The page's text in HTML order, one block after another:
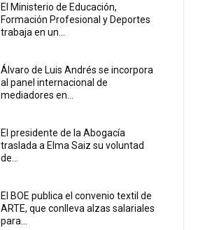
El Ministerio de Educación,
Formación Profesional y Deportes
trabaja en un...
Álvaro de Luis Andrés se incorpora
al panel internacional de
mediadores en...
El presidente de la Abogacía
traslada a Elma Saiz su voluntad
de...
El BOE publica el convenio textil de
ARTE, que conlleva alzas salariales
para...